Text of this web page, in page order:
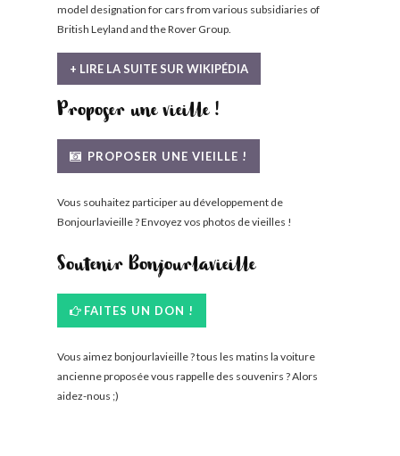
model designation for cars from various subsidiaries of
British Leyland and the Rover Group.
+ LIRE LA SUITE SUR WIKIPÉDIA
Proposer une vieille !
PROPOSER UNE VIEILLE !
Vous souhaitez participer au développement de
Bonjourlavieille ? Envoyez vos photos de vieilles !
Soutenir Bonjourlavieille
FAITES UN DON !
Vous aimez bonjourlavieille ? tous les matins la voiture
ancienne proposée vous rappelle des souvenirs ? Alors
aidez-nous ;)